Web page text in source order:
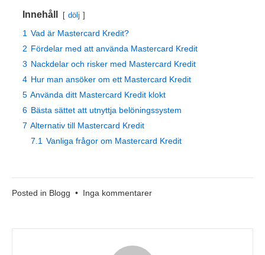
Innehåll dölj
1 Vad är Mastercard Kredit?
2 Fördelar med att använda Mastercard Kredit
3 Nackdelar och risker med Mastercard Kredit
4 Hur man ansöker om ett Mastercard Kredit
5 Använda ditt Mastercard Kredit klokt
6 Bästa sättet att utnyttja belöningssystem
7 Alternativ till Mastercard Kredit
7.1 Vanliga frågor om Mastercard Kredit
Posted in Blogg • Inga kommentarertill